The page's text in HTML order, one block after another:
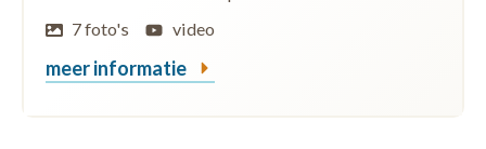
7 foto's
video
meer informatie